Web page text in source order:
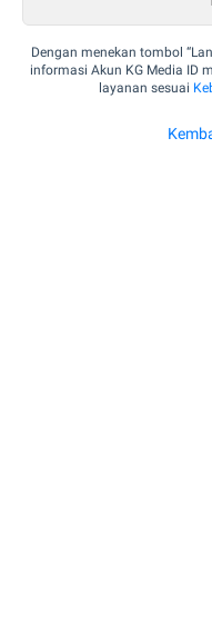
Dengan menekan tombol
informasi Akun KG Media ID
layanan sesuai